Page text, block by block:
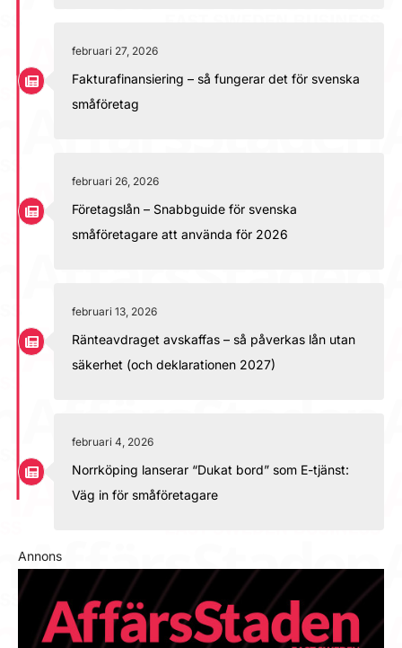
februari 27, 2026
Fakturafinansiering – så fungerar det för svenska
småföretag
februari 26, 2026
Företagslån – Snabbguide för svenska
småföretagare att använda för 2026
februari 13, 2026
Ränteavdraget avskaffas – så påverkas lån utan
säkerhet (och deklarationen 2027)
februari 4, 2026
Norrköping lanserar “Dukat bord” som E-tjänst:
Väg in för småföretagare
Annons